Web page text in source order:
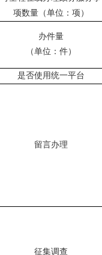
项数量（单位：项）
办件量
（单位：件）
是否使用统一平台
留言办理
征集调查